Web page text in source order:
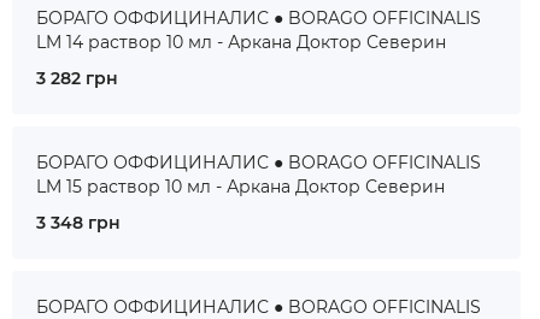
БОРАГО ОФФИЦИНАЛИС ● BORAGO OFFICINALIS
LM 14 раствор 10 мл - Аркана Доктор Северин
3 282 грн
БОРАГО ОФФИЦИНАЛИС ● BORAGO OFFICINALIS
LM 15 раствор 10 мл - Аркана Доктор Северин
3 348 грн
БОРАГО ОФФИЦИНАЛИС ● BORAGO OFFICINALIS